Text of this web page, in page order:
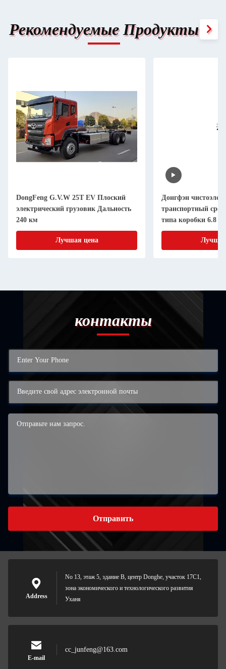
Рекомендуемые Продукты
DongFeng G.V.W 25T EV Плоский
электрический грузовик Дальность
240 км
Лучшая цена
Донгфэн
транспортный
типа коробки 6.8
JF -E27
контакты
Отправить
Address
No 13, этаж 5, здание B, центр Donghe, участок 17C1,
зона экономического и технологического развития
Уханя
E-mail
cc_junfeng@163.com